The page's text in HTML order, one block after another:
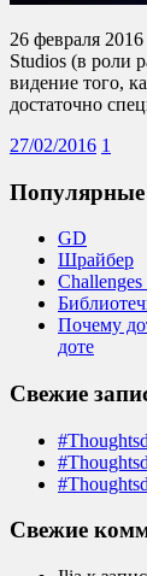
26 февраля
Studios (в роли
видение того,
достаточно
27/02/2016 1
Популярные
GD
Шрайбер
Почему
доте
Свежие
Свежие